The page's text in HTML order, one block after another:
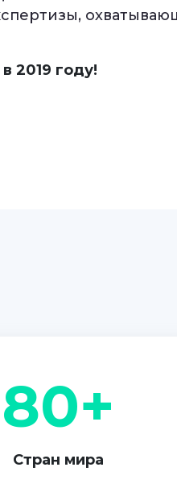
в 2019 году!
виз, не выходя из
80+
Стран мира